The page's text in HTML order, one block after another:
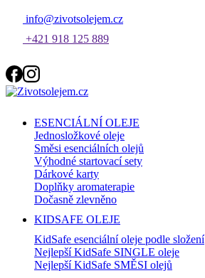
info@zivotsolejem.cz
+421 918 125 889
ESENCIÁLNÍ OLEJE
Jednosložkové oleje
Směsi esenciálních olejů
Výhodné startovací sety
Dárkové karty
Doplňky aromaterapie
Dočasně zlevněno
KIDSAFE OLEJE
KidSafe esenciální oleje podle složení
Nejlepší KidSafe SINGLE oleje
Nejlepší KidSafe SMĚSI olejů